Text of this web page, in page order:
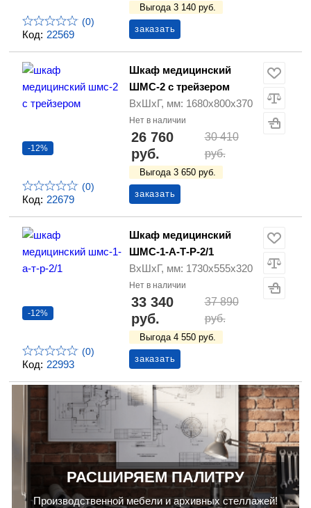
Код: 22569
(0)
Выгода 3 140 руб.
заказать
Код: 22679
-12%
(0)
Шкаф медицинский
ШМС-2 с трейзером
ВхШхГ, мм: 1680х800х370
Нет в наличии
26 760
руб.
30 410
руб.
Выгода 3 650 руб.
заказать
Код: 22993
-12%
(0)
Шкаф медицинский
ШМС-1-А-Т-Р-2/1
ВхШхГ, мм: 1730х555х320
Нет в наличии
33 340
руб.
37 890
руб.
Выгода 4 550 руб.
заказать
РАСШИРЯЕМ ПАЛИТРУ
Производственной мебели и архивных стеллажей!